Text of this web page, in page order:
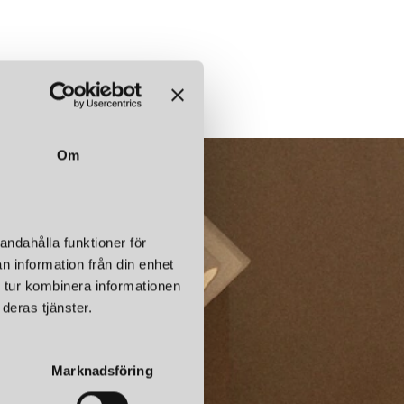
Om
funktioner för
information från din enhet
kombinera informationen
tjänster.
Marknadsföring